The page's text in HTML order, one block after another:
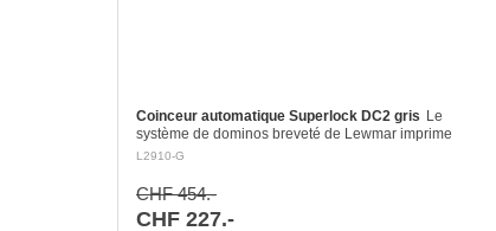
Coinceur automatique Superlock DC2 gris Le
système de dominos breveté de Lewmar imprime
une flexion au cordage et le maintient en charge
L2910-G
CHF 454.-
CHF 227.-